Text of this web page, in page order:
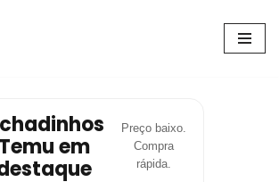
Temu em
Preço baixo.
Compra
rápida.